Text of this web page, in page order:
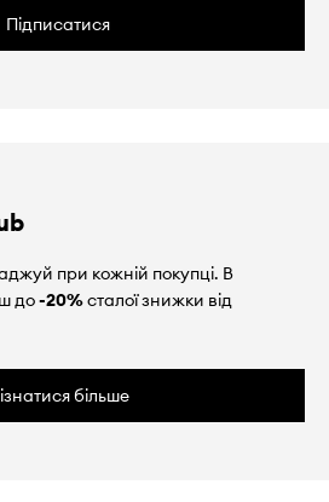
Підписатися
при кожній покупці. В
до-20%сталої знижки від
більше